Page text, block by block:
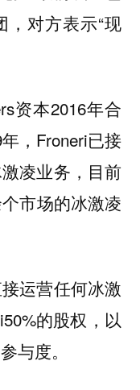
，对方表示“现
资本2016年合
，Froneri已接
凌业务，目前
市场的冰激凌
运营任何冰激
的股权，以
与度。